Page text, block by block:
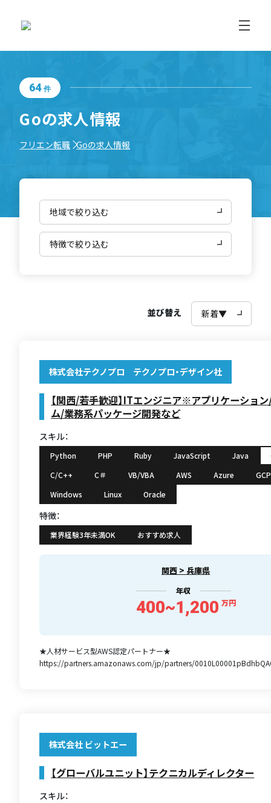
64 件
Goの求人情報
フリエン転職 Goの求人情報
並び替え
株式会社テクノプロ テクノプロ・デザイン社
【関西/若手歓迎】ITエンジニア※アプリケーショ
ム/業務系パッケージ開発など
スキル：
Python PHP Ruby JavaScript Java
C/C++
C＃ VB/VBA AWS Azure
GCP
Windows
Linux Oracle
特徴：
業界経験3年未満OK おすすめ求人
関西 > 兵庫県
年収
400~1,200 万円
★人材サービス型AWS認定パートナー★
https://partners.amazonaws.com/jp/partners/
株式会社 ビットエー
【グローバルユニット】テクニカルディレクター
スキル：